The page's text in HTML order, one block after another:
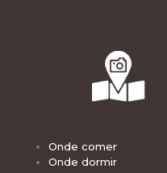
Onde comer
Onde dormir